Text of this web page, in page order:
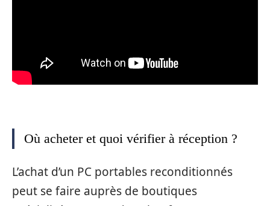
Où acheter et quoi vérifier à réception ?
L’achat d’un PC portables reconditionnés
peut se faire auprès de boutiques